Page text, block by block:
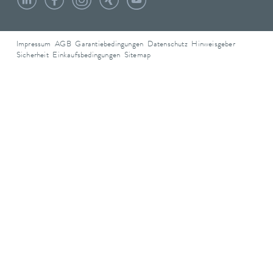
Impressum AGB Garantiebedingungen Datenschutz Hinweisgeber
Sicherheit Einkaufsbedingungen Sitemap